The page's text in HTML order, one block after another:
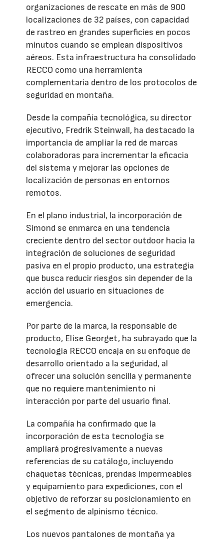
organizaciones de rescate en más de 900
localizaciones de 32 países, con capacidad
de rastreo en grandes superficies en pocos
minutos cuando se emplean dispositivos
aéreos. Esta infraestructura ha consolidado
RECCO como una herramienta
complementaria dentro de los protocolos de
seguridad en montaña.
Desde la compañía tecnológica, su director
ejecutivo, Fredrik Steinwall, ha destacado la
importancia de ampliar la red de marcas
colaboradoras para incrementar la eficacia
del sistema y mejorar las opciones de
localización de personas en entornos
remotos.
En el plano industrial, la incorporación de
Simond se enmarca en una tendencia
creciente dentro del sector outdoor hacia la
integración de soluciones de seguridad
pasiva en el propio producto, una estrategia
que busca reducir riesgos sin depender de la
acción del usuario en situaciones de
emergencia.
Por parte de la marca, la responsable de
producto, Elise Georget, ha subrayado que la
tecnología RECCO encaja en su enfoque de
desarrollo orientado a la seguridad, al
ofrecer una solución sencilla y permanente
que no requiere mantenimiento ni
interacción por parte del usuario final.
La compañía ha confirmado que la
incorporación de esta tecnología se
ampliará progresivamente a nuevas
referencias de su catálogo, incluyendo
chaquetas técnicas, prendas impermeables
y equipamiento para expediciones, con el
objetivo de reforzar su posicionamiento en
el segmento de alpinismo técnico.
Los nuevos pantalones de montaña ya